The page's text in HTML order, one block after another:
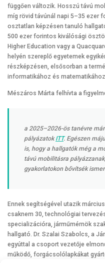
függően változik. Hosszú távú
míg rövid távúnál napi 5–35 ezer
osztatlan képzésen tanuló
500 ezer forintos kiválósági
Higher Education vagy a
helyén szereplő egyetemek
részképzésen, elsősorban a
informatikához és
Mészáros Márta felhívta a
a 2025–2026-ös tanévre
pályázatokITT. Egészen
is, hogy a hallgatók még a
távú mobilitásra
gyakorlatokon bővítsék
Ennek segítségével utazik
csaknem 30, technológiai
specializációra, járműmérnök
hallgató. Dr. Szalai Szabolcs, a
egyúttal a csoport vezetője
működő, forgácsolólapkákat